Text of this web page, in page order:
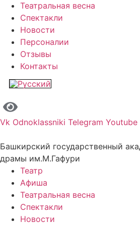
Театральная весна
Спектакли
Новости
Персоналии
Отзывы
Контакты
Vk Odnoklassniki Telegram Youtube
Башкирский государственный
драмы им.М.Гафури
Театр
Афиша
Театральная весна
Спектакли
Новости